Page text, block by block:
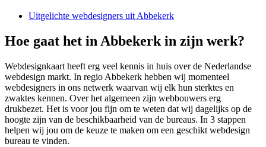
Uitgelichte webdesigners uit Abbekerk
Hoe gaat het in Abbekerk in zijn werk?
Webdesignkaart heeft erg veel kennis in huis over de Nederlandse
webdesign markt. In regio Abbekerk hebben wij momenteel
webdesigners in ons netwerk waarvan wij elk hun sterktes en
zwaktes kennen. Over het algemeen zijn webbouwers erg
drukbezet. Het is voor jou fijn om te weten dat wij dagelijks op de
hoogte zijn van de beschikbaarheid van de bureaus. In 3 stappen
helpen wij jou om de keuze te maken om een geschikt webdesign
bureau te vinden.